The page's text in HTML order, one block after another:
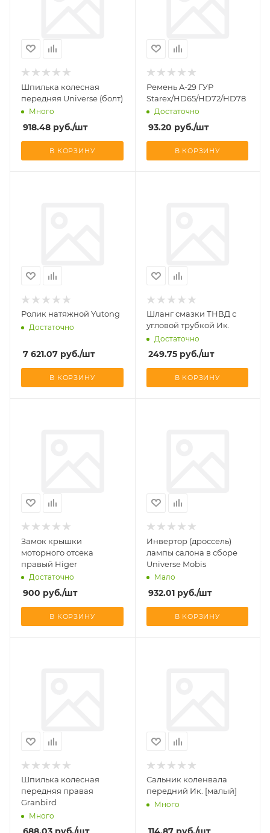
Шпилька колесная
передняя Universe (болт)
Много
918.48 руб./шт
В КОРЗИНУ
Ремень A-29 ГУР
Starex/HD65/HD72/HD78
Достаточно
93.20 руб./шт
В КОРЗИНУ
Ролик натяжной Yutong
Достаточно
7 621.07 руб./шт
В КОРЗИНУ
Шланг смазки ТНВД с
угловой трубкой Ик.
Достаточно
249.75руб./шт
В КОРЗИНУ
Замок крышки
моторного отсека
правый Higer
Достаточно
900 руб./шт
В КОРЗИНУ
Инвертор (дроссель)
лампы салона в сборе
Universe Mobis
Мало
932.01руб./шт
В КОРЗИНУ
Шпилька колесная
передняя правая
Granbird
Много
Сальник коленвала
передний Ик. [малый]
Много